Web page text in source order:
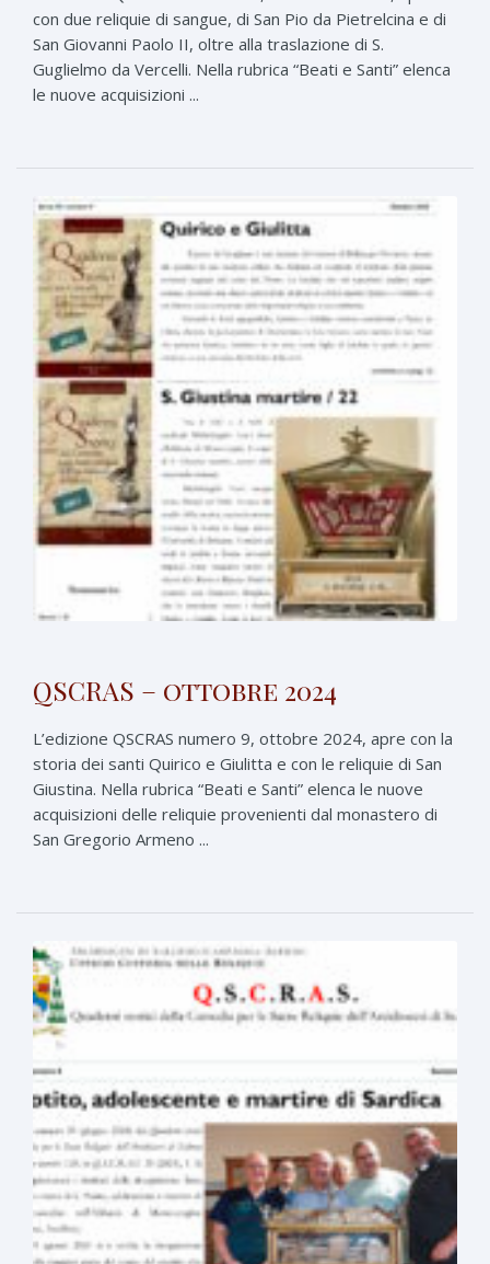
con due reliquie di sangue, di San Pio da Pietrelcina e di
San Giovanni Paolo II, oltre alla traslazione di S.
Guglielmo da Vercelli. Nella rubrica “Beati e Santi” elenca
le nuove acquisizioni ...
QSCRAS – ottobre 2024
L’edizione QSCRAS numero 9, ottobre 2024, apre con la
storia dei santi Quirico e Giulitta e con le reliquie di San
Giustina. Nella rubrica “Beati e Santi” elenca le nuove
acquisizioni delle reliquie provenienti dal monastero di
San Gregorio Armeno ...